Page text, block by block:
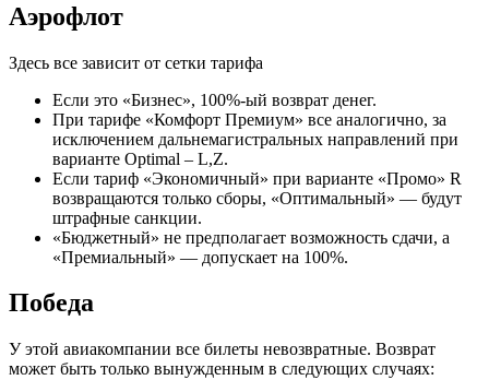
Аэрофлот
Здесь все зависит от сетки тарифа
Если это «Бизнес», 100%-ый возврат денег.
При тарифе «Комфорт Премиум» все аналогично, за
исключением дальнемагистральных направлений при
варианте Optimal – L,Z.
Если тариф «Экономичный» при варианте «Промо» R
возвращаются только сборы, «Оптимальный» — будут
штрафные санкции.
«Бюджетный» не предполагает возможность сдачи, а
«Премиальный» — допускает на 100%.
Победа
У этой авиакомпании все билеты невозвратные. Возврат
может быть только вынужденным в следующих случаях: